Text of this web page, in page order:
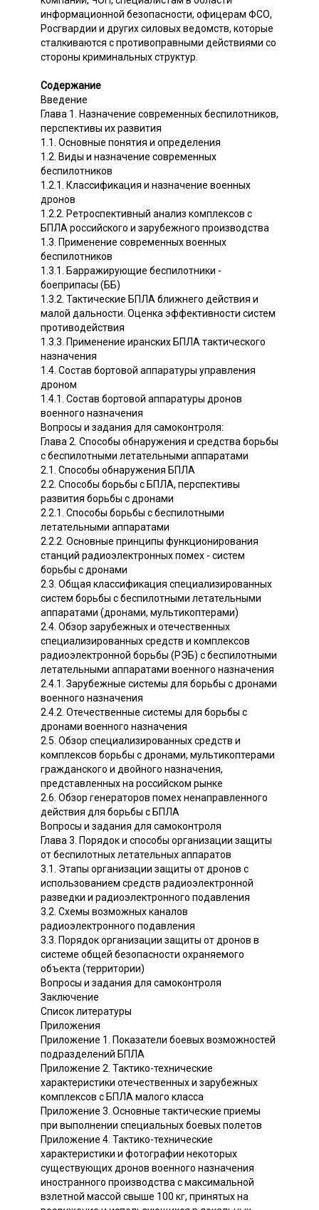
информационной безопасности, офицерам ФСО,
Росгвардии и других силовых ведомств, которые
сталкиваются с противоправными действиями со
стороны криминальных структур.
Содержание
Введение
Глава 1. Назначение современных беспилотников,
перспективы их развития
1.1. Основные понятия и определения
1.2. Виды и назначение современных
беспилотников
1.2.1. Классификация и назначение военных
дронов
1.2.2. Ретроспективный анализ комплексов с
БПЛА российского и зарубежного производства
1.3. Применение современных военных
беспилотников
1.3.1. Барражирующие беспилотники -
боеприпасы (ББ)
1.3.2. Тактические БПЛА ближнего действия и
малой дальности. Оценка эффективности систем
противодействия
1.3.3. Применение иранских БПЛА тактического
назначения
1.4. Состав бортовой аппаратуры управления
дроном
1.4.1. Состав бортовой аппаратуры дронов
военного назначения
Вопросы и задания для самоконтроля:
Глава 2. Способы обнаружения и средства борьбы
с беспилотными летательными аппаратами
2.1. Способы обнаружения БПЛА
2.2. Способы борьбы с БПЛА, перспективы
развития борьбы с дронами
2.2.1. Способы борьбы с беспилотными
летательными аппаратами
2.2.2. Основные принципы функционирования
станций радиоэлектронных помех - систем
борьбы с дронами
2.3. Общая классификация специализированных
систем борьбы с беспилотными летательными
аппаратами (дронами, мультикоптерами)
2.4. Обзор зарубежных и отечественных
специализированных средств и комплексов
радиоэлектронной борьбы (РЭБ) с беспилотными
летательными аппаратами военного назначения
2.4.1. Зарубежные системы для борьбы с дронами
военного назначения
2.4.2. Отечественные системы для борьбы с
дронами военного назначения
2.5. Обзор специализированных средств и
комплексов борьбы с дронами, мультикоптерами
гражданского и двойного назначения,
представленных на российском рынке
2.6. Обзор генераторов помех ненаправленного
действия для борьбы с БПЛА
Вопросы и задания для самоконтроля
Глава 3. Порядок и способы организации защиты
от беспилотных летательных аппаратов
3.1. Этапы организации защиты от дронов с
использованием средств радиоэлектронной
разведки и радиоэлектронного подавления
3.2. Схемы возможных каналов
радиоэлектронного подавления
3.3. Порядок организации защиты от дронов в
системе общей безопасности охраняемого
объекта (территории)
Вопросы и задания для самоконтроля
Заключение
Список литературы
Приложения
Приложение 1. Показатели боевых возможностей
подразделений БПЛА
Приложение 2. Тактико-технические
характеристики отечественных и зарубежных
комплексов с БПЛА малого класса
Приложение 3. Основные тактические приемы
при выполнении специальных боевых полетов
Приложение 4. Тактико-технические
характеристики и фотографии некоторых
существующих дронов военного назначения
иностранного производства с максимальной
взлетной массой свыше 100 кг, принятых на